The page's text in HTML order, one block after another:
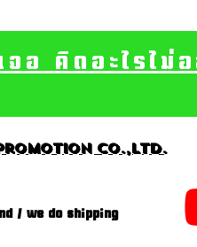
จอ คิดอะไรไ
CO.,Ltd.
/ we do shipping